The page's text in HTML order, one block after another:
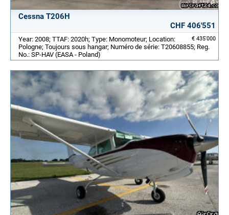
Cessna T206H
CHF 406'551
€ 435'000
Year: 2008; TTAF: 2020h; Type: Monomoteur; Location:
Pologne; Toujours sous hangar; Numéro de série: T20608855; Reg.
No.: SP-HAV (EASA - Poland)